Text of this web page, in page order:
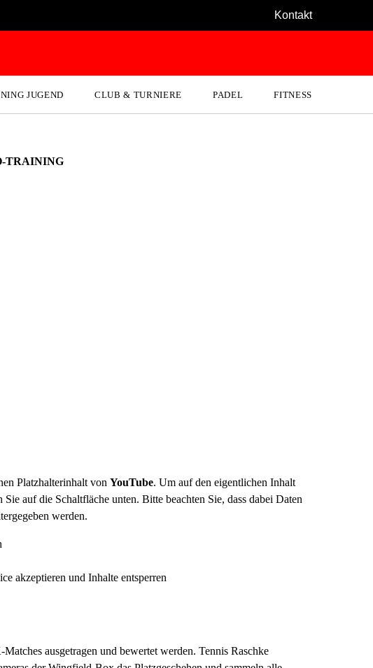
Kontakt
JUGEND CLUB & TURNIERE PADEL FITNESS
TRAINING
Platzhalterinhalt von YouTube. Um auf den eigentlichen Inhalt
auf die Schaltfläche unten. Bitte beachten Sie, dass dabei Daten
werden.
akzeptieren und Inhalte entsperren
ausgetragen und bewertet werden. Tennis Raschke